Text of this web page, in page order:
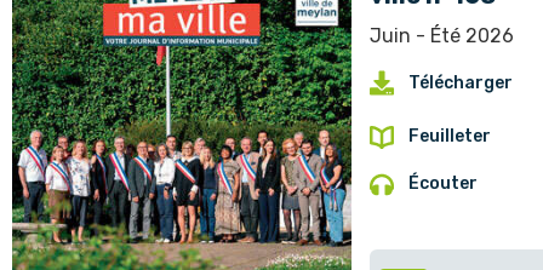
Juin - Été 2026
Télécharger
Feuilleter
Écouter